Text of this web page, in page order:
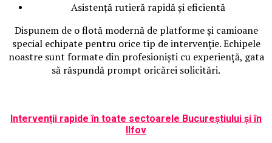
Asistență rutieră rapidă și eficientă
Dispunem de o flotă modernă de platforme și camioane
special echipate pentru orice tip de intervenție. Echipele
noastre sunt formate din profesioniști cu experiență, gata
să răspundă prompt oricărei solicitări.
Intervenții rapide în toate sectoarele Bucureștiului și în
Ilfov